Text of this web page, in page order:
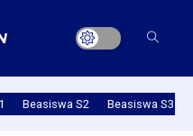
Beasiswa S2 Beasiswa S3